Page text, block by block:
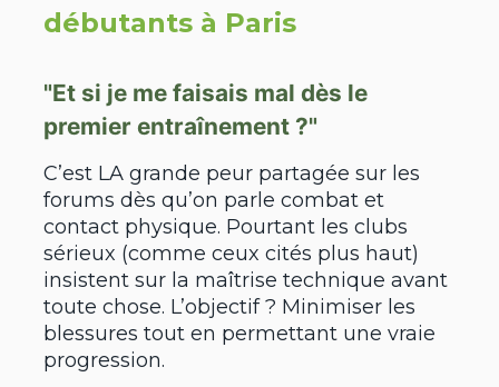
débutants à Paris
"Et si je me faisais mal dès le
premier entraînement ?"
C’est LA grande peur partagée sur les
forums dès qu’on parle combat et
contact physique. Pourtant les clubs
sérieux (comme ceux cités plus haut)
insistent sur la maîtrise technique avant
toute chose. L’objectif ? Minimiser les
blessures tout en permettant une vraie
progression.